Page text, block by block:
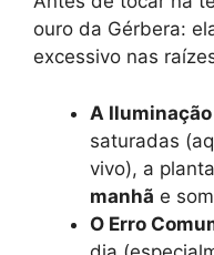
ouro da Gérbera:
excessivo nas
A
saturadas
vivo), a
manhã e
O Erro